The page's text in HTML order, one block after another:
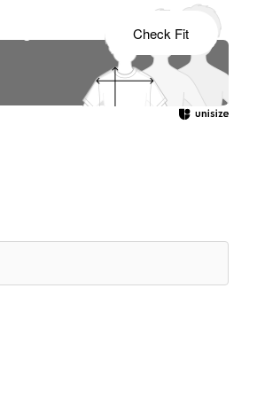
Check Fit